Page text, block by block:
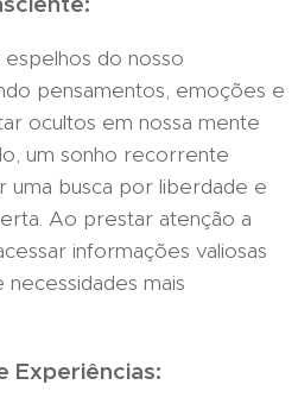
do nosso
pensamentos, emoções e
ocultos em nossa mente
um sonho recorrente
uma busca por liberdade e
Ao prestar atenção a
informações valiosas
mais
Experiências: